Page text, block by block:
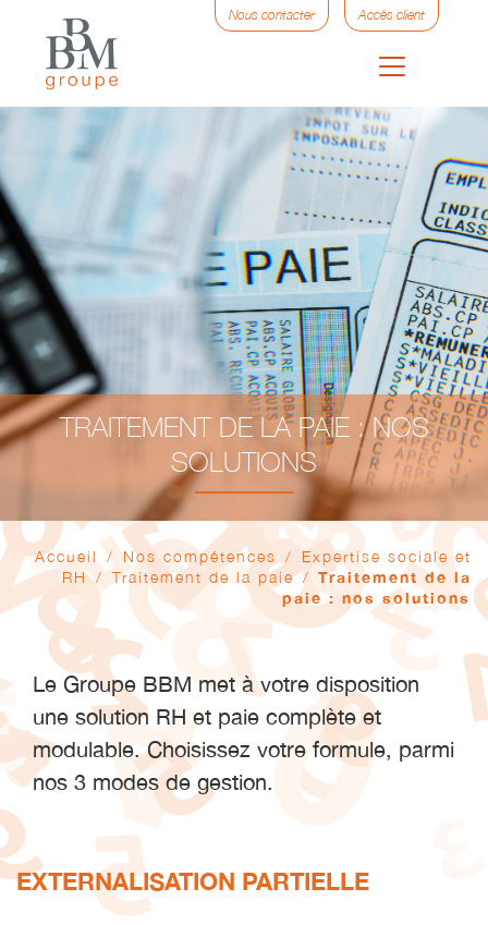
Nous contacter Accès client
TRAITEMENT DE LA PAIE : NOS
SOLUTIONS
Accueil / Nos compétences /
Expertise sociale et
RH/ Traitement de la paie/ Traitement de la
paie : nos solutions
Le Groupe BBM met à votre disposition
une solution RH et paie complète et
modulable. Choisissez votre formule, parmi
nos 3 modes de gestion.
EXTERNALISATION PARTIELLE